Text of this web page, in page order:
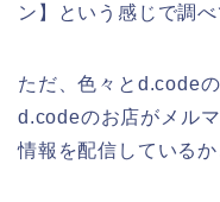
ン】という感じで調
ただ、色々とd.code
d.codeのお店がメル
情報を配信している